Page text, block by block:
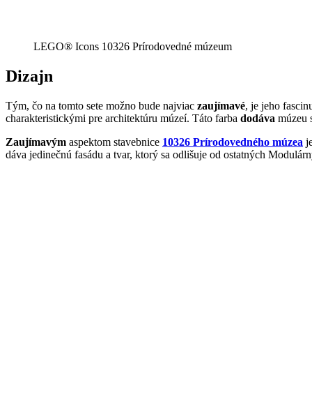
LEGO® Icons 10326 Prírodovedné múzeum
Dizajn
Tým, čo na tomto sete možno bude najviac zaujímavé, je jeho
charakteristickými pre architektúru múzeí. Táto farba dodáva múzeu
Zaujímavým aspektom stavebnice 10326 Prírodovedného múzea
dáva jedinečnú fasádu a tvar, ktorý sa odlišuje od ostatných